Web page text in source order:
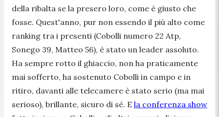
della ribalta se la presero loro, come è giusto che
fosse. Quest'anno, pur non essendo il più alto come
ranking tra i presenti (Cobolli numero 22 Atp,
Sonego 39, Matteo 56), è stato un leader assoluto.
Ha sempre rotto il ghiaccio, non ha praticamente
mai sofferto, ha sostenuto Cobolli in campo e in
ritiro, davanti alle telecamere è stato serio (ma mai
serioso), brillante, sicuro di sé. E la conferenza show